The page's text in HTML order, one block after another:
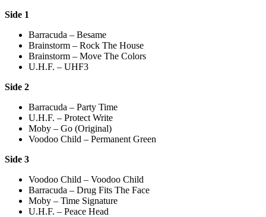
Side 1
Barracuda – Besame
Brainstorm – Rock The House
Brainstorm – Move The Colors
U.H.F. – UHF3
Side 2
Barracuda – Party Time
U.H.F. – Protect Write
Moby – Go (Original)
Voodoo Child – Permanent Green
Side 3
Voodoo Child – Voodoo Child
Barracuda – Drug Fits The Face
Moby – Time Signature
U.H.F. – Peace Head